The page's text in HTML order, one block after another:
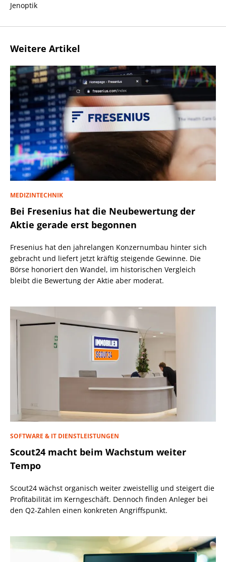
Jenoptik
Weitere Artikel
MEDIZINTECHNIK
Bei Fresenius hat die Neubewertung der
Aktie gerade erst begonnen
Fresenius hat den jahrelangen Konzernumbau hinter sich
gebracht und liefert jetzt kräftig steigende Gewinne. Die
Börse honoriert den Wandel, im historischen Vergleich
bleibt die Bewertung der Aktie aber moderat.
SOFTWARE & IT DIENSTLEISTUNGEN
Scout24 macht beim Wachstum weiter
Tempo
Scout24 wächst organisch weiter zweistellig und steigert die
Profitabilität im Kerngeschäft. Dennoch finden Anleger bei
den Q2-Zahlen einen konkreten Angriffspunkt.